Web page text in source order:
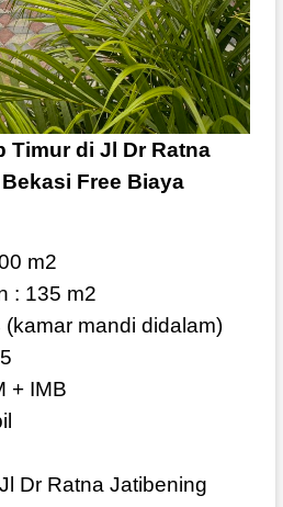
Timur di Jl Dr Ratna
Free Biaya
m2
: 135 m2
(kamar mandi didalam)
+ IMB
Dr Ratna Jatibening